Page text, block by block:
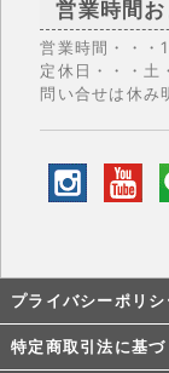
営業時間
営業時間・・
定休日・・・土
問い合せは休み
プライバシーポリシ
特定商取引法に基